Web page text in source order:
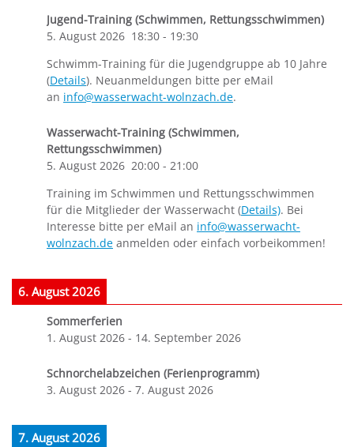
Jugend-Training (Schwimmen, Rettungsschwimmen)
5. August 2026 18:30 - 19:30
Schwimm-Training für die Jugendgruppe ab 10 Jahre
(Details). Neuanmeldungen bitte per eMail
an info@wasserwacht-wolnzach.de.
Wasserwacht-Training (Schwimmen,
Rettungsschwimmen)
5. August 2026 20:00 - 21:00
Training im Schwimmen und Rettungsschwimmen
für die Mitglieder der Wasserwacht (Details). Bei
Interesse bitte per eMail an info@wasserwacht-
wolnzach.de anmelden oder einfach vorbeikommen!
6. August 2026
Sommerferien
1. August 2026 - 14. September 2026
Schnorchelabzeichen (Ferienprogramm)
3. August 2026 - 7. August 2026
7. August 2026